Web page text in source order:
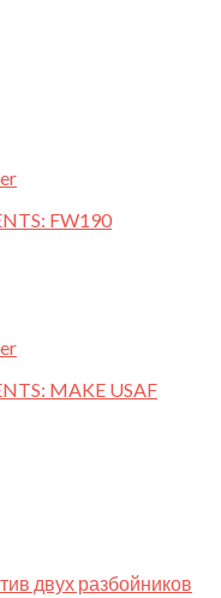
FW190
MAKE USAF
двух разбойников